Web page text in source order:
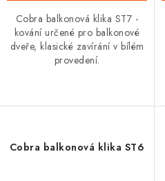
Cobra balkonová klika ST7 -
kování určené pro balkonové
dveře, klasické zavírání v bílém
provedení.
Cobra balkonová klika ST6